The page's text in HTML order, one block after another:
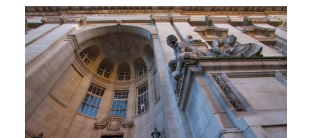
学を中心に「そこが知りたい！」と思うポイントと、コロ
ナ禍の最新トピックスをまとめた情報をお届けしていま
す。